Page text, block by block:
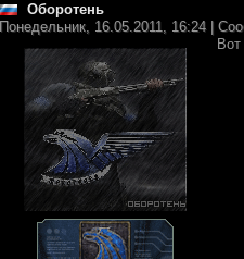
Оборотень
Понедельник, 16.05.2011, 16:24 |